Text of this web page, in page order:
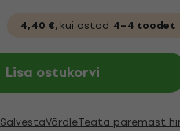
4,40 €, kui ostad 4–4 toodet
Lisa ostukorvi
SalvestaVõrdleTeata paremast